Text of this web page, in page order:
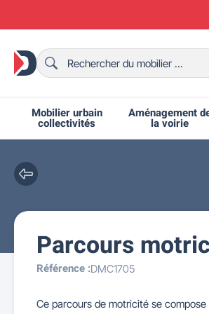
Mobilier urbain
collectivités
Bancs urbains
Aménagement
la voirie
Bornes et potelets urbains
Ralentisseurs routiers
Grilles d'exposition
Fêtes et événements
Chaises de collectivité
Mobilier intérieur CHR
Chaises et bancs scolaires
Tables de ping-pong
Parcours
Référence :DMC1705
Ce parcours de motricité se